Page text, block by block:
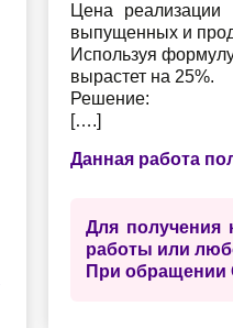
Цена
выпущенных и
Используя
вырастет на 25%.
Решение:
[….]
Данная работа
Для получения
работы или
При обращении